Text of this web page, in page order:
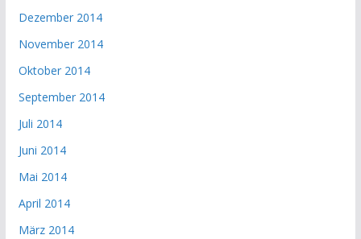
Dezember 2014
November 2014
Oktober 2014
September 2014
Juli 2014
Juni 2014
Mai 2014
April 2014
März 2014